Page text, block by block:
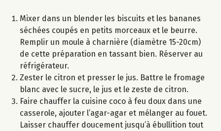
Mixer dans un blender les biscuits et les bananes
séchées coupés en petits morceaux et le beurre.
Remplir un moule à charnière (diamètre 15-20cm)
de cette préparation en tassant bien. Réserver au
réfrigérateur.
Zester le citron et presser le jus. Battre le fromage
blanc avec le sucre, le jus et le zeste de citron.
Faire chauffer la cuisine coco à feu doux dans une
casserole, ajouter l’agar-agar et mélanger au fouet.
Laisser chauffer doucement jusqu’à ébullition tout